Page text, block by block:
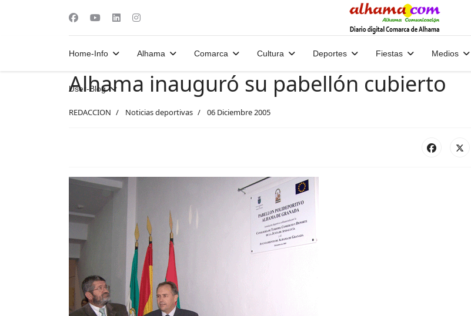
Home-Info Alhama Comarca Cultura Deportes Fiestas Medios
User-Blog
Alhama inauguró su pabellón cubierto
REDACCION Noticias deportivas 06 Diciembre 2005